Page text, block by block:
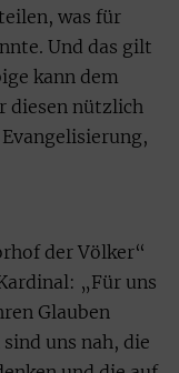
was für
Und das gilt
kann dem
diesen nützlich
der Völker“
„Für uns
Glauben
uns nah, die